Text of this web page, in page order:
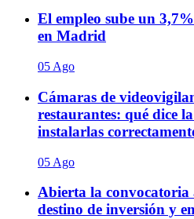
El empleo sube un
en Madrid
05 Ago
Cámaras de
restaurantes: qué dice
instalarlas
05 Ago
Abierta la convocatoria
destino de inversión y